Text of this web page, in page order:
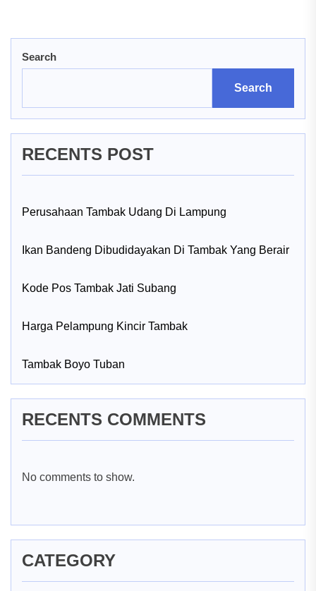
Search
Search
RECENTS POST
Perusahaan Tambak Udang Di Lampung
Ikan Bandeng Dibudidayakan Di Tambak Yang Berair
Kode Pos Tambak Jati Subang
Harga Pelampung Kincir Tambak
Tambak Boyo Tuban
RECENTS COMMENTS
No comments to show.
CATEGORY